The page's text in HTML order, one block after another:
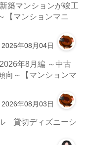
築マンションが竣工
【マンションマニ
2026年08月04日
年8月編 ～中古
向～【マンションマ
2026年08月03日
貸切ディズニーシ